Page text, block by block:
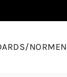
NORMEN